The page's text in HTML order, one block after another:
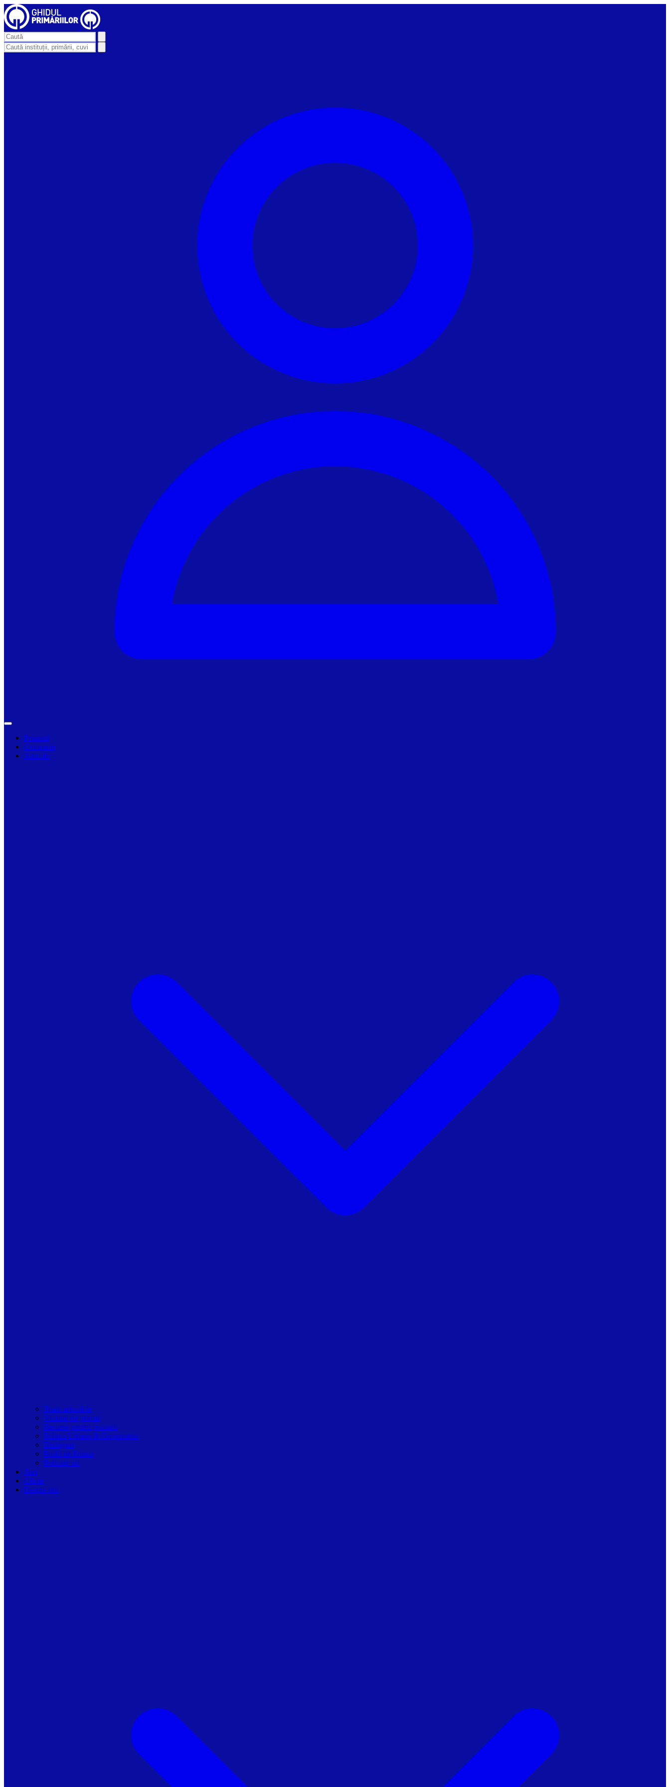
Primarii
Companii
Articole
Toate articolele
Viziune de primar
Resurse pentru primarii
Politici Urbane & Guvernanta
Dialoguri
Profil de Primar
Podcast-uri
Stiri
Oferte
Despre noi